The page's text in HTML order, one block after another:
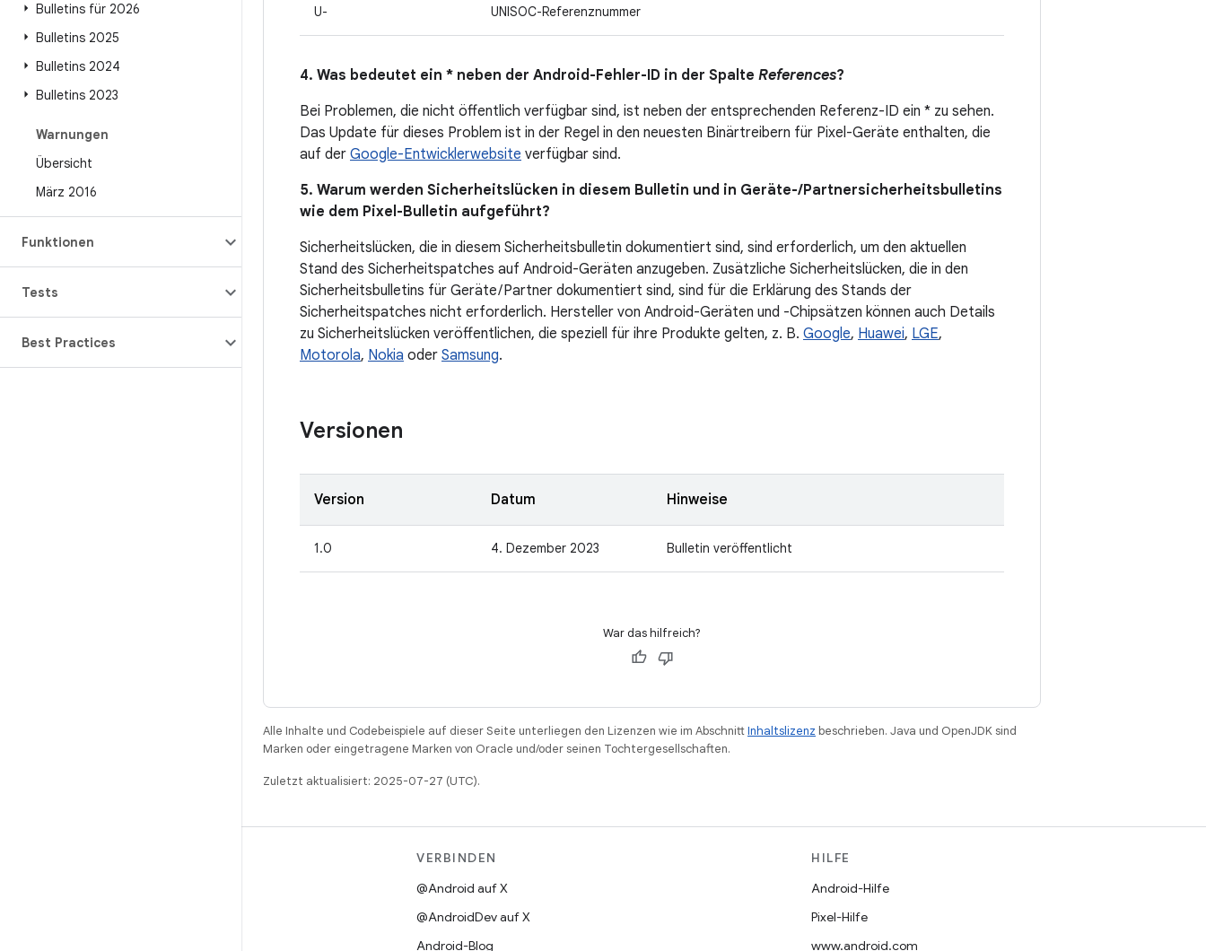
Bulletins für 2026
Bulletins 2025
Bulletins 2024
Bulletins 2023
Warnungen
Übersicht
März 2016
Funktionen
Tests
Best Practices
U- UNISOC-Referenznummer
4. Was bedeutet ein * neben der Android-Fehler-ID in der Spalte References?
Bei Problemen, die nicht öffentlich verfügbar sind, ist neben der entsprechenden Referenz-ID ein * zu sehen.
Das Update für dieses Problem ist in der Regel in den neuesten Binärtreibern für Pixel-Geräte enthalten, die
auf der Google-Entwicklerwebsite verfügbar sind.
5. Warum werden Sicherheitslücken in diesem Bulletin und in Geräte-/Partnersicherheitsbulletins
wie dem Pixel-Bulletin aufgeführt?
Sicherheitslücken, die in diesem Sicherheitsbulletin dokumentiert sind, sind erforderlich, um den aktuellen
Stand des Sicherheitspatches auf Android-Geräten anzugeben. Zusätzliche Sicherheitslücken, die in den
Sicherheitsbulletins für Geräte / Partner dokumentiert sind, sind für die Erklärung des Stands der
Sicherheitspatches nicht erforderlich. Hersteller von Android-Geräten und -Chipsätzen können auch Details
zu Sicherheitslücken veröffentlichen, die speziell für ihre Produkte gelten, z. B. Google, Huawei, LGE,
Motorola, Nokia oder Samsung.
Versionen
Version Datum Hinweise
1.0 4. Dezember 2023 Bulletin veröffentlicht
War das hilfreich?
Alle Inhalte und Codebeispiele auf dieser Seite unterliegen den Lizenzen wie im AbschnittInhaltslizenz beschrieben. Java und OpenJDK sind
Marken oder eingetragene Marken von Oracle und/oder seinen Tochtergesellschaften.
Zuletzt aktualisiert: 2025-07-27 (UTC).
VERBINDEN
@Android auf X
@AndroidDev auf X
Android-Blog
HILFE
Android-Hilfe
Pixel-Hilfe
www.android.com